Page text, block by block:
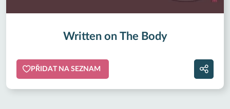
Written on The Body
PŘIDAT NA SEZNAM